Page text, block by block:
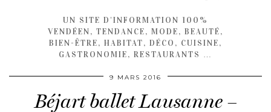
UN SITE D'INFORMATION 100%
VENDÉEN, TENDANCE, MODE, BEAUTÉ,
BIEN-ÊTRE, HABITAT, DÉCO, CUISINE,
GASTRONOMIE, RESTAURANTS …
9 MARS 2016
Béjart ballet Lausanne –